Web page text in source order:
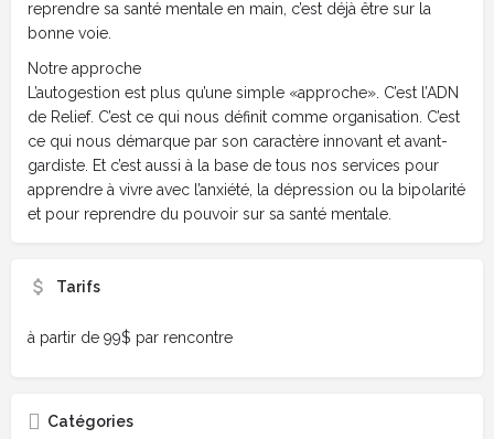
reprendre sa santé mentale en main, c’est déjà être sur la
bonne voie.
Notre approche
L’autogestion est plus qu’une simple «approche». C’est l’ADN
de Relief. C’est ce qui nous définit comme organisation. C’est
ce qui nous démarque par son caractère innovant et avant-
gardiste. Et c’est aussi à la base de tous nos services pour
apprendre à vivre avec l’anxiété, la dépression ou la bipolarité
et pour reprendre du pouvoir sur sa santé mentale.
Tarifs
à partir de 99$ par rencontre
Catégories